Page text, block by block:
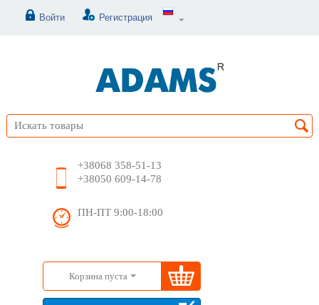
Войти Регистрация
+38068 358-51-13
+38050 609-14-78
ПН-ПТ 9:00-18:00
Корзина пуста